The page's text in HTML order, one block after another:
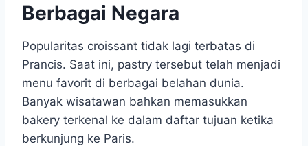
Berbagai Negara
Popularitas croissant tidak lagi terbatas di
Prancis. Saat ini, pastry tersebut telah menjadi
menu favorit di berbagai belahan dunia.
Banyak wisatawan bahkan memasukkan
bakery terkenal ke dalam daftar tujuan ketika
berkunjung ke Paris.